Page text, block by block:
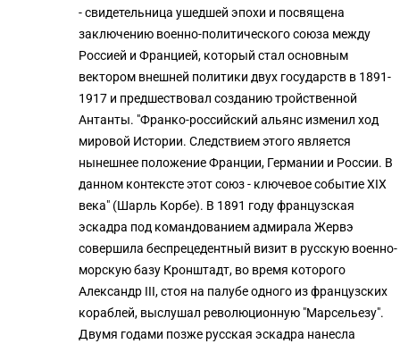
- свидетельница ушедшей эпохи и посвящена
заключению военно-политического союза между
Россией и Францией, который стал основным
вектором внешней политики двух государств в 1891-
1917 и предшествовал созданию тройственной
Антанты. "Франко-российский альянс изменил ход
мировой Истории. Следствием этого является
нынешнее положение Франции, Германии и России. В
данном контексте этот союз - ключевое событие XIX
века" (Шарль Корбе). В 1891 году французская
эскадра под командованием адмирала Жервэ
совершила беспрецедентный визит в русскую военно-
морскую базу Кронштадт, во время которого
Александр III, стоя на палубе одного из французских
кораблей, выслушал революционную "Марсельезу".
Двумя годами позже русская эскадра нанесла